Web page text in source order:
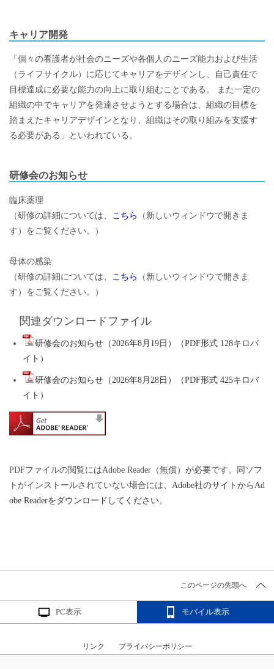
キャリア開発
「個々の看護者が社会のニーズや各個人のニーズ能力および生活
（ライフサイクル）に応じてキャリアをデザインし、自己責任で
目標達成に必要な能力の向上に取り組むことである。 また一定の
組織の中でキャリアを発達させようとする場合は、組織の目標を
踏まえたキャリアデザインとなり、組織はその取り組みを支援す
る必要がある」といわれている。
研修会のお知らせ
臨床薬理
（研修の詳細については、
こちら
（新しいウィンドウで開きま
す）をご覧ください。）
母体の感染
（研修の詳細については、
こちら
（新しいウィンドウで開きま
す）をご覧ください。）
関連ダウンロードファイル
研修会のお知らせ（2026年8月19日）（PDF形式 128キロバ
イト）
研修会のお知らせ（2026年8月28日）（PDF形式 425キロバ
イト）
PDFファイルの閲覧にはAdobe Reader（無償）が必要です。同ソフ
トがインストールされていない場合には、 Adobe社のサイトからAd
obe Readerをダウンロードしてください。
このページの先頭へ
PC表示 モバイル表示
リンク プライバシーポリシー